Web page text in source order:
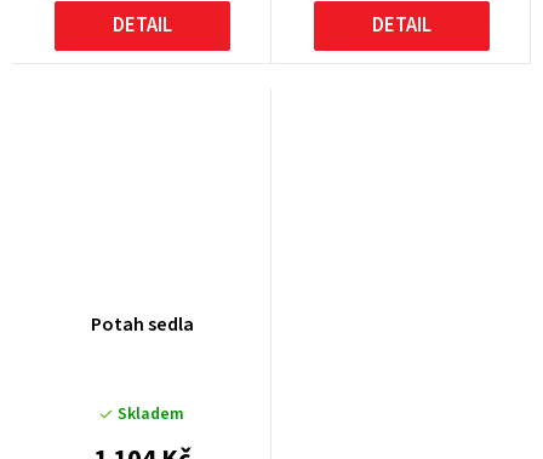
DETAIL DETAIL
Potah sedla
Skladem